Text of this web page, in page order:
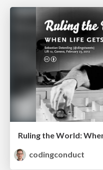
Ruling the World:
codingconduct